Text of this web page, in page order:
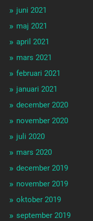
juni 2021
maj 2021
april 2021
mars 2021
februari 2021
januari 2021
december 2020
november 2020
juli 2020
mars 2020
december 2019
november 2019
oktober 2019
september 2019